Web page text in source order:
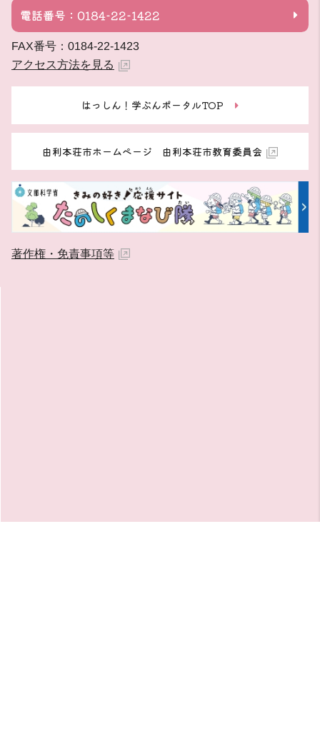
電話番号：0184-22-1422
FAX番号：0184-22-1423
アクセス方法を見る
はっしん！学ぶんポータルTOP
由利本荘市ホームページ 由利本荘市教育委員会
著作権・免責事項等